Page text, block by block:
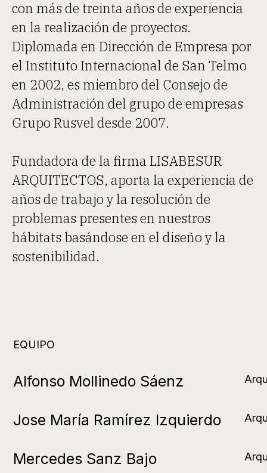
con más de treinta años de experiencia
en la realización de proyectos.
Diplomada en Dirección de Empresa por
el Instituto Internacional de San Telmo
en 2002, es miembro del Consejo de
Administración del grupo de empresas
Grupo Rusvel desde 2007.
Fundadora de la firma LISABESUR
ARQUITECTOS, aporta la experiencia de
años de trabajo y la resolución de
problemas presentes en nuestros
hábitats basándose en el diseño y la
sostenibilidad.
EQUIPO
Alfonso Mollinedo Sáenz
Jose María Ramírez Izquierdo
Mercedes Sanz Bajo